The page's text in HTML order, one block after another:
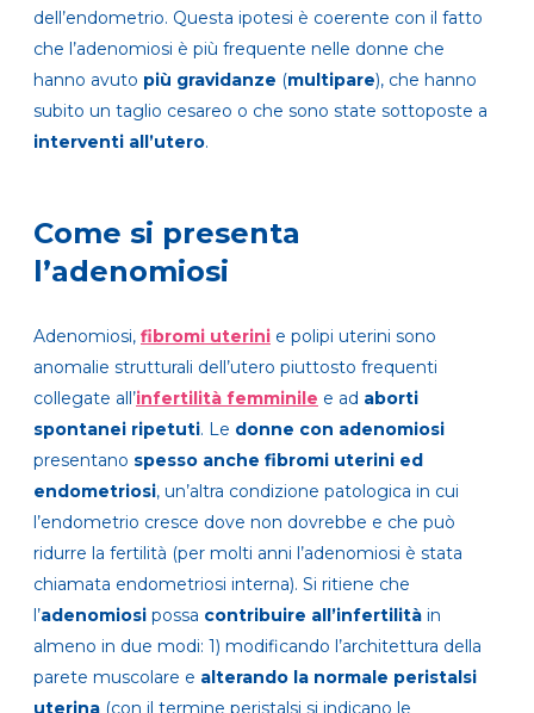
dell’endometrio. Questa ipotesi è coerente con il fatto
che l’adenomiosi è più frequente nelle donne che
hanno avuto più gravidanze (multipare), che hanno
subito un taglio cesareo o che sono state sottoposte a
interventi all’utero.
Come si presenta
l’adenomiosi
Adenomiosi, fibromi uterini e polipi uterini sono
anomalie strutturali dell’utero piuttosto frequenti
collegate all’infertilità femminile e ad aborti
spontanei ripetuti. Le donne con adenomiosi
presentano spesso anche fibromi uterini ed
endometriosi, un’altra condizione patologica in cui
l’endometrio cresce dove non dovrebbe e che può
ridurre la fertilità (per molti anni l’adenomiosi è stata
chiamata endometriosi interna). Si ritiene che
l’adenomiosi possa contribuire all’infertilità in
almeno in due modi: 1) modificando l’architettura della
parete muscolare e alterando la normale peristalsi